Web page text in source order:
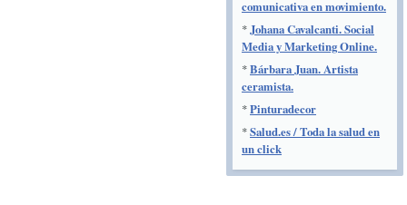
comunicativa en movimiento.
*Johana Cavalcanti. Social
Media y Marketing Online.
*Bárbara Juan. Artista
ceramista.
*Pinturadecor
*Salud.es / Toda la salud en
un click